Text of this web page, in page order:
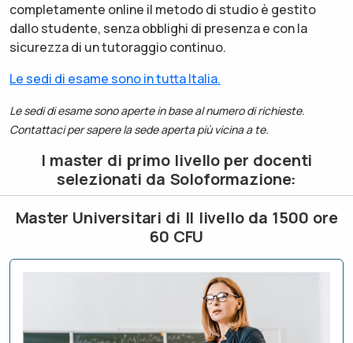
completamente online il metodo di studio è gestito
dallo studente, senza obblighi di presenza e con la
sicurezza di un tutoraggio continuo.
Le sedi di esame sono in tutta Italia.
Le sedi di esame sono aperte in base al numero di richieste.
Contattaci per sapere la sede aperta più vicina a te.
I master di primo livello per docenti
selezionati da Soloformazione:
Master Universitari di II livello da 1500 ore
60 CFU